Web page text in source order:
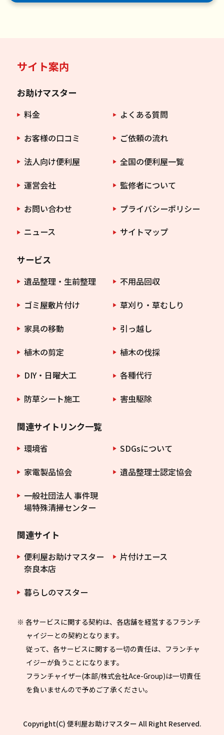
サイト案内
お助けマスター
料金
よくある質問
お客様の口コミ
ご依頼の流れ
法人向け便利屋
全国の便利屋一覧
運営会社
監修者について
お問い合わせ
プライバシーポリシー
ニュース
サイトマップ
サービス
遺品整理・生前整理
不用品回収
ゴミ屋敷片付け
草刈り・草むしり
家具の移動
引っ越し
植木の剪定
植木の伐採
DIY・日曜大工
各種代行
防草シート施工
害虫駆除
関連サイトリンク一覧
環境省
SDGsについて
家電製品協会
遺品整理士認定協会
一般社団法人 事件現
場特殊清掃センター
関連サイト
便利屋お助けマスター
奈良本店
片付けエース
暮らしのマスター
※ 各サービスに関する契約は、各店舗を経営するフランチ
ャイジーとの契約となります。
従って、各サービスに関する一切の責任は、フランチャ
イジーが負うことになります。
フランチャイザー(本部/株式会社Ace-Group)は一切責任
を負いませんので予めご了承ください。
Copyright(C) 便利屋お助けマスター All Right Reserved.